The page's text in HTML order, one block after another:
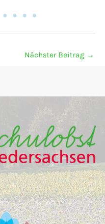
Nächster Beitrag →